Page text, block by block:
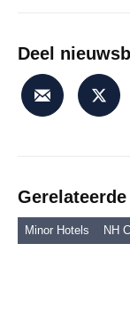
Deel
Minor Hotels NH